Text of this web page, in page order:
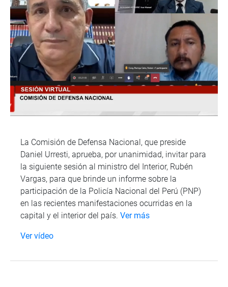
La Comisión de Defensa Nacional, que preside
Daniel Urresti, aprueba, por unanimidad, invitar para
la siguiente sesión al ministro del Interior, Rubén
Vargas, para que brinde un informe sobre la
participación de la Policía Nacional del Perú (PNP)
en las recientes manifestaciones ocurridas en la
capital y el interior del país. Ver más
Ver vídeo